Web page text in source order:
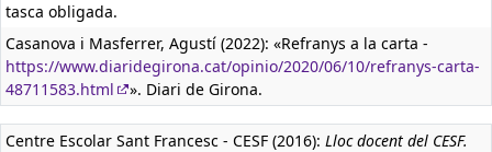
tasca obligada.
Casanova i Masferrer, Agustí (2022): «Refranys a la carta -
https://www.diaridegirona.cat/opinio/2020/06/10/refranys-carta-
48711583.html
». Diari de Girona.
Centre Escolar Sant Francesc - CESF (2016): Lloc docent del CESF.